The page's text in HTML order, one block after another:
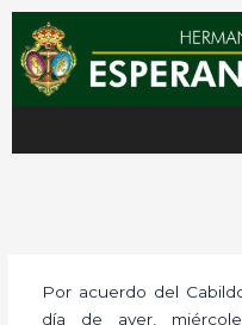
contenido
Por acuerdo del
día de ayer,